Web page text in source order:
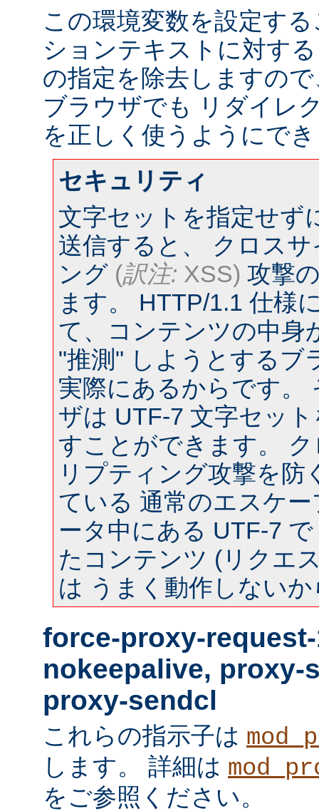
この環境変数を設定す
ションテキストに対す
の指定を除去しますの
ブラウザでも リダイレ
を正しく使うようにで
セキュリティ
文字セットを指定せず
送信すると、 クロス
ング (訳注: XSS) 攻撃
ます。 HTTP/1.1 仕様
て、コンテンツの中身
"推測" しようとするブ
実際にあるからです。
ザは UTF-7 文字セッ
すことができます。
リプティング攻撃を防
ている 通常のエスケ
ータ中にある UTF-7
たコンテンツ (リクエ
は うまく動作しない
force-proxy-
nokeepalive, proxy-
proxy-sendcl
これらの指示子は
します。 詳細は
をご参照ください。